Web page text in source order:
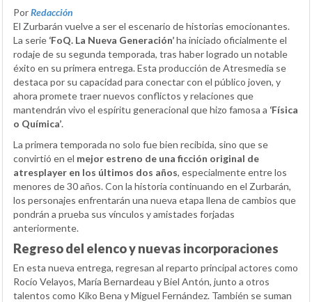
PorRedacción
El Zurbarán vuelve a ser el escenario de historias emocionantes.
La serie ‘FoQ. La Nueva Generación’ha iniciado oficialmente el
rodaje de su segunda temporada, tras haber logrado un notable
éxito en su primera entrega. Esta producción de Atresmedia se
destaca por su capacidad para conectar con el público joven, y
ahora promete traer nuevos conflictos y relaciones que
mantendrán vivo el espíritu generacional que hizo famosa a ‘Física
o Química’.
La primera temporada no solo fue bien recibida, sino que se
convirtió en el mejor estreno de una ficción original de
atresplayer en los últimos dos años, especialmente entre los
menores de 30 años. Con la historia continuando en el Zurbarán,
los personajes enfrentarán una nueva etapa llena de cambios que
pondrán a prueba sus vínculos y amistades forjadas
anteriormente.
Regreso del elenco y nuevas incorporaciones
En esta nueva entrega, regresan al reparto principal actores como
Rocío Velayos, María Bernardeau y Biel Antón, junto a otros
talentos como Kiko Bena y Miguel Fernández. También se suman